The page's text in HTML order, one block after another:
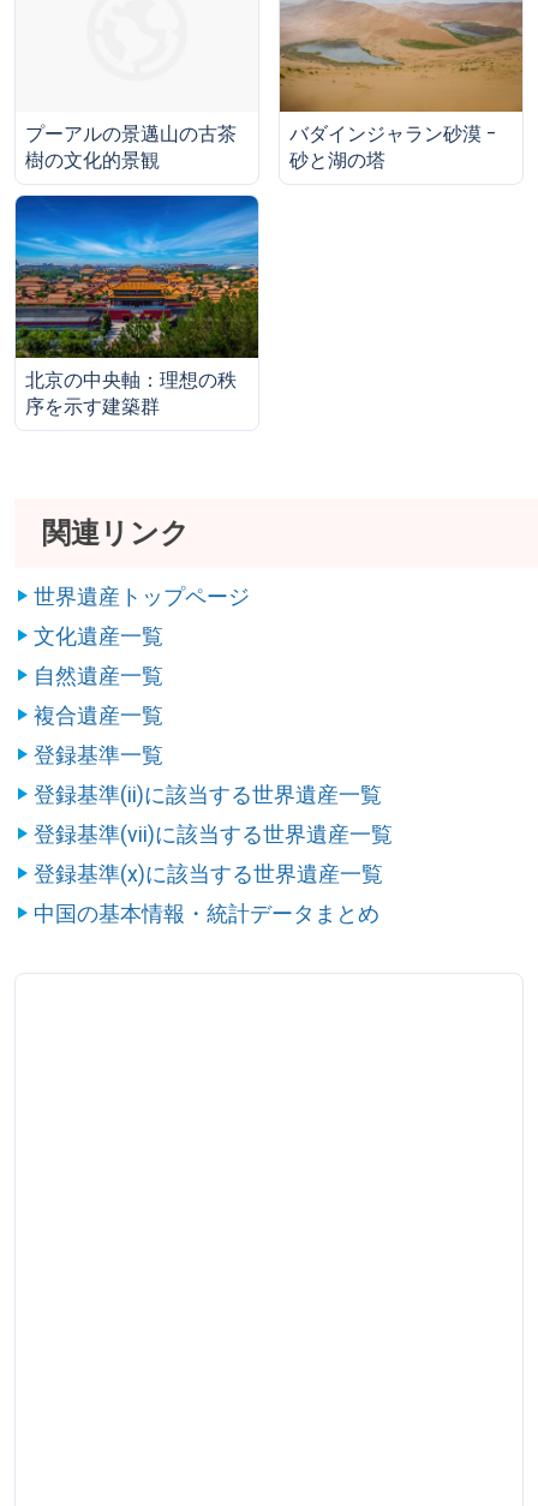
プーアルの景邁山の古茶
樹の文化的景観
バダインジャラン砂漠 -
砂と湖の塔
北京の中央軸：理想の秩
序を示す建築群
関連リンク
世界遺産トップページ
文化遺産一覧
自然遺産一覧
複合遺産一覧
登録基準一覧
登録基準(ii)に該当する世界遺産一覧
登録基準(vii)に該当する世界遺産一覧
登録基準(x)に該当する世界遺産一覧
中国の基本情報・統計データまとめ